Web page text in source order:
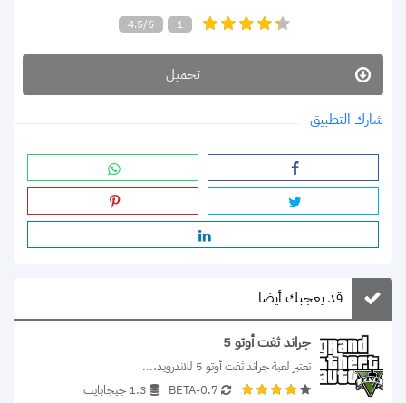
4.5/5 1
تحميل
شارك التطبيق
قد يعجبك أيضا
جراند ثفت أوتو 5
تعتبر لعبة جراند ثفت أوتو 5 للاندرويد،...
0.7-BETA
1.3 جيجابايت